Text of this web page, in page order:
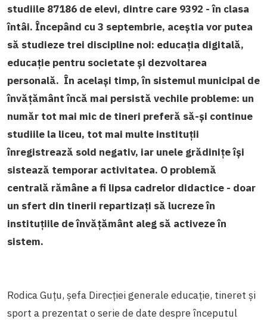
studiile 87186 de elevi, dintre care 9392 - în clasa
întâi. Începând cu 3 septembrie, aceștia vor putea
să studieze trei discipline noi: educația digitală,
educație pentru societate și dezvoltarea
personală. În același timp, în sistemul municipal de
învățământ încă mai persistă vechile probleme: un
număr tot mai mic de tineri preferă să-și continue
studiile la liceu, tot mai multe instituții
înregistrează sold negativ, iar unele grădinițe își
sistează temporar activitatea. O problemă
centrală rămâne a fi lipsa cadrelor didactice - doar
un sfert din tinerii repartizați să lucreze în
instituțiile de învățământ aleg să activeze în
sistem.
Rodica Guțu, șefa Direcției generale educație, tineret și
sport a prezentat o serie de date despre începutul